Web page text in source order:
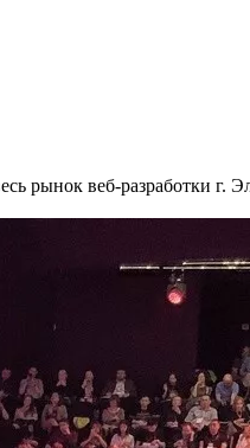
рынок веб-разработки г.